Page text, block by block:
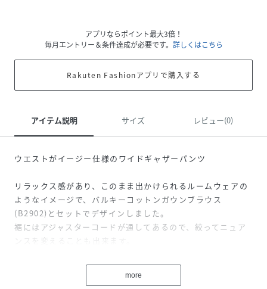
アプリならポイント最大3倍！
毎月エントリー＆条件達成が必要です。 詳しくはこちら
Rakuten Fashionアプリで購入する
アイテム説明 サイズ レビュー(0)
ウエストがイージー仕様のワイドギャザーパンツ
リラックス感があり、このまま出かけられるルームウェアの
ようなイメージで、バルキーコットンガウンブラウス
(B2902)とセットでデザインしました。
裾にはアジャスターコードが通してあるので、絞ってニュア
ンスを変えることも出来ます。
more